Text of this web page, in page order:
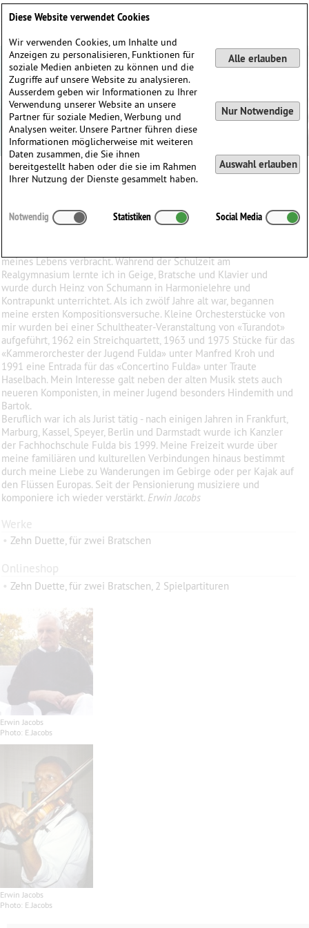
Jacobs
∗ inFulda, Deutschland
meines Lebens verbracht. Während der Schulzeit am
Realgymnasium lernte ich in Geige, Bratsche und Klavier und
wurde durch Heinz von Schumann in Harmonielehre und
Kontrapunkt unterrichtet. Als ich zwölf Jahre alt war, begannen
meine ersten Kompositionsversuche. Kleine Orchesterstücke von
mir wurden bei einer Schultheater-Veranstaltung von «Turandot»
aufgeführt, 1962 ein Streichquartett, 1963 und 1975 Stücke für das
«Kammerorchester der Jugend Fulda» unter Manfred Kroh und
1991 eine Entrada für das «Concertino Fulda» unter Traute
Haselbach. Mein Interesse galt neben der alten Musik stets auch
neueren Komponisten, in meiner Jugend besonders Hindemith und
Bartok.
Beruflich war ich als Jurist tätig - nach einigen Jahren in Frankfurt,
Marburg, Kassel, Speyer, Berlin und Darmstadt wurde ich Kanzler
der Fachhochschule Fulda bis 1999. Meine Freizeit wurde über
meine familiären und kulturellen Verbindungen hinaus bestimmt
durch meine Liebe zu Wanderungen im Gebirge oder per Kajak auf
den Flüssen Europas. Seit der Pensionierung musiziere und
komponiere ich wieder verstärkt. Erwin Jacobs
Werke
• Zehn Duette, für zwei Bratschen
Onlineshop
• Zehn Duette, für zwei Bratschen, 2 Spielpartituren
Erwin Jacobs
Photo: E.Jacobs
Erwin Jacobs
Photo: E.Jacobs
Diese Website verwendet Cookies
Wir verwenden Cookies, um Inhalte und
Anzeigen zu personalisieren, Funktionen für
soziale Medien anbieten zu können und die
Zugriffe auf unsere Website zu analysieren.
Ausserdem geben wir Informationen zu Ihrer
Verwendung unserer Website an unsere
Partner für soziale Medien, Werbung und
Analysen weiter. Unsere Partner führen diese
Informationen möglicherweise mit weiteren
Daten zusammen, die Sie ihnen
bereitgestellt haben oder die sie im Rahmen
Ihrer Nutzung der Dienste gesammelt haben.
Alle erlauben
Nur Notwendige
Auswahl erlauben
Notwendig Statistiken Social Media